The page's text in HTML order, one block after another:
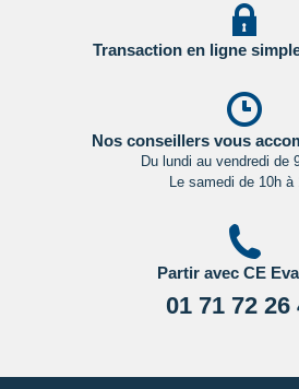
Transaction en ligne
Nos conseillers vous
Du lundi au vendredi de
Le samedi de 10h à
Partir avec CE
01 71 72 26